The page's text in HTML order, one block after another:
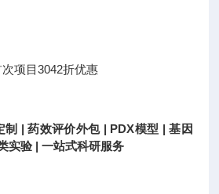
项目3042折优惠
制 | 药效评价外包 | PDX模型 | 基因
实验 | 一站式科研服务